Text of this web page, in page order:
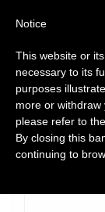
Journal
Notice
This website or
necessary to its
purposes
more or withdraw
please refer to the
By closing this
continuing to